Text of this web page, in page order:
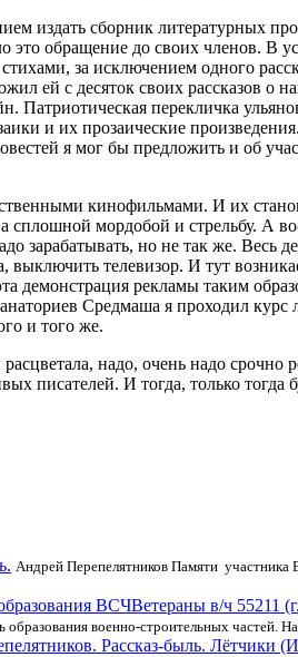
издать сборник литературных
обращение до своих членов. В
за исключением одного
ей с десяток своих рассказов о
Патриотическая перекличка
и их прозаические
я мог бы предложить и об
кинофильмами. И их
мордобой и стрельбу. А
зарабатывать, но не так же. Весь
выключить телевизор. И тут
демонстрация рекламы таким
Средмаша я проходил
и того же.
надо, очень надо срочно
писателей. И тогда, только
Андрей Перепелятников Памяти
Ветераны в/ч 55211
образования военно-строительных частей.
Рассказ-быль. Лётчики